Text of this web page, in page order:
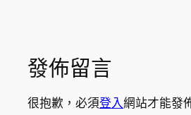
發佈留言
很抱歉，必須登入網站才能發